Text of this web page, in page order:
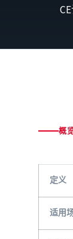
概
定义
适用